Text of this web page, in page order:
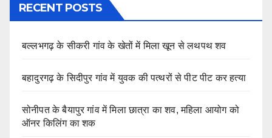
RECENT POSTS
बल्लभगढ़ के सीकरी गांव के खेतों में मिला खून से लथपथ शव
बहादुरगढ़ के सिदीपुर गांव में युवक की पत्थरों से पीट पीट कर हत्या
सोनीपत के बैयापुर गांव में मिला छात्रा का शव, महिला आयोग को
ऑनर किलिंग का शक